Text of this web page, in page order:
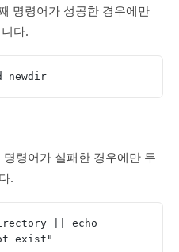
명령어가 성공한 경우에만
다.
newdir
령어가 실패한 경우에만 두
.
|| echo
exist"